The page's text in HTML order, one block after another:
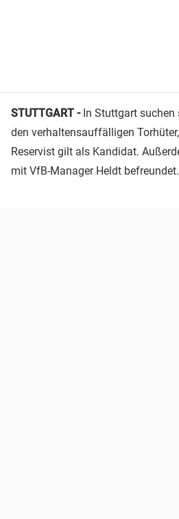
STUTTGART - In Stuttgart
den verhaltensauffälligen
Reservist gilt als Kandidat.
mit VfB-Manager Heldt befreundet.